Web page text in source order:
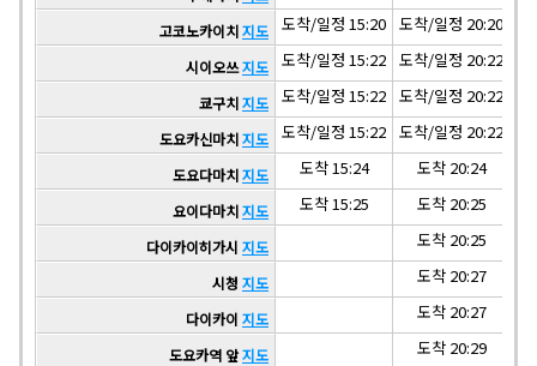
고코노카이치지도 도착/일정 15:20 도착/일정 20:20
시이오쓰지도 도착/일정 15:22 도착/일정 20:22
쿄구치지도 도착/일정 15:22 도착/일정 20:22
도요카신마치지도 도착/일정 15:22 도착/일정 20:22
도요다마치지도 도착 15:24 도착 20:24
요이다마치지도 도착 15:25 도착 20:25
다이카이히가시 지도 도착 20:25
시청 지도 도착 20:27
다이카이 지도 도착 20:27
도요카역 앞지도 도착 20:29